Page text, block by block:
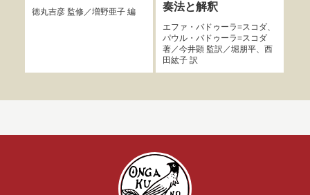
徳丸吉彦監修／増野亜子編
奏法と解釈
エファ・バドゥーラ=スコダ、
パウル・バドゥーラ=スコダ
著／今井顕監訳／堀朋平、 西
田紘子訳